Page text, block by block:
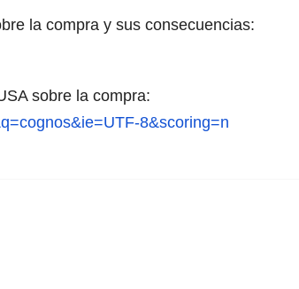
la compra y sus consecuencias:
sobre la compra:
8&scoring=n